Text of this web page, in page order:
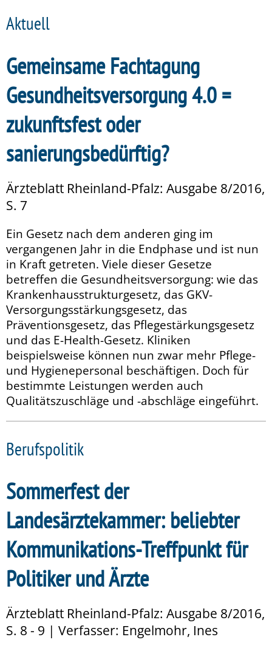
Aktuell
Gemeinsame Fachtagung
Gesundheitsversorgung 4.0 =
zukunftsfest oder
sanierungsbedürftig?
Ärzteblatt Rheinland-Pfalz: Ausgabe 8/2016,
S. 7
Ein Gesetz nach dem anderen ging im
vergangenen Jahr in die Endphase und ist nun
in Kraft getreten. Viele dieser Gesetze
betreffen die Gesundheitsversorgung: wie das
Krankenhausstrukturgesetz, das GKV-
Versorgungsstärkungsgesetz, das
Präventionsgesetz, das Pflegestärkungsgesetz
und das E-Health-Gesetz. Kliniken
beispielsweise können nun zwar mehr Pflege-
und Hygienepersonal beschäftigen. Doch für
bestimmte Leistungen werden auch
Qualitätszuschläge und -abschläge eingeführt.
Berufspolitik
Sommerfest der
Landesärztekammer: beliebter
Kommunikations-Treffpunkt für
Politiker und Ärzte
Ärzteblatt Rheinland-Pfalz: Ausgabe 8/2016,
S. 8 - 9 | Verfasser: Engelmohr, Ines